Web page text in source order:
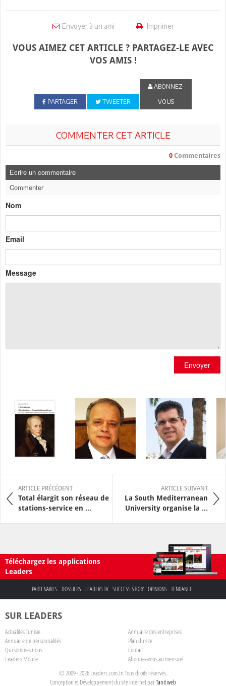
Envoyer à un ami Imprimer
VOUS AIMEZ CET ARTICLE ? PARTAGEZ-LE AVEC
VOS AMIS !
PARTAGER TWEETER
ABONNEZ-
VOUS
COMMENTER CET ARTICLE
0 Commentaires
Ecrire un commentaire
Commenter
Nom
Email
Message
Envoyer
ARTICLE PRÉCÉDENT
Total élargit son réseau de
stations-service en ...
ARTICLE SUIVANT
La South Mediterranean
University organise la ...
Téléchargez les applications
Leaders
PARTENAIRES DOSSIERS LEADERS TV SUCCESS STORY OPINIONS TENDANCE
SUR LEADERS
Actualités Tunisie
Annuaire des entreprises
Annuaire de personnalités
Plan du site
Qui sommes nous
Contact
Leaders Mobile
Abonnez-vous au mensuel
© 2009 - 2026 Leaders.com.tn Tous droits réservés.
Conception et Développement du site internet parTanit web